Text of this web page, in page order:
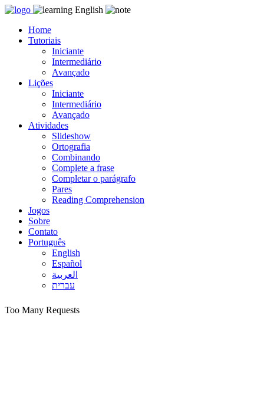
Skip
contentHome
Tutoriais
Iniciante
Intermediário
Avançado
Lições
Iniciante
Intermediário
Avançado
Atividades
Slideshow
Ortografia
Combinando
Complete a frase
Completar o parágrafo
Pares
Reading Comprehension
Jogos
Sobre
Contato
Português
English
Español
العربية
עברית